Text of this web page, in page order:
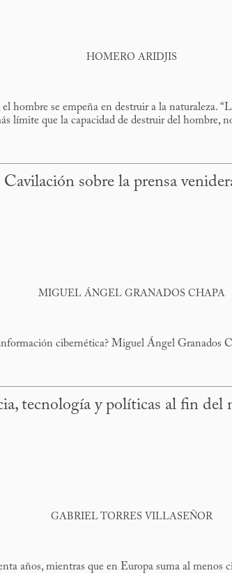
HOMERO ARIDJIS
hombre se empeña en destruir a la naturaleza.
límite que la capacidad de destruir del hombre,
Cavilación sobre la prensa
MIGUEL ÁNGEL GRANADOS CHAPA
cibernética? Miguel Ángel Granados
tecnología y políticas al fin del
GABRIEL TORRES VILLASEÑOR
años, mientras que en Europa suma al menos